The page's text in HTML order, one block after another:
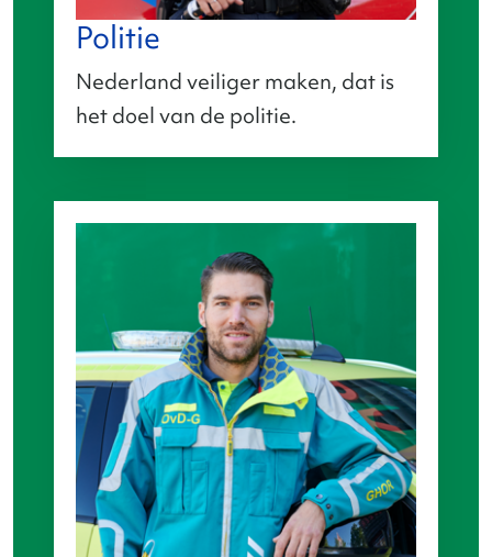
Politie
Nederland veiliger maken, dat is
het doel van de politie.